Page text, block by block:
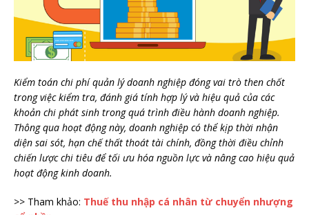
Kiểm toán chi phí quản lý doanh nghiệp đóng vai trò then chốt
trong việc kiểm tra, đánh giá tính hợp lý và hiệu quả của các
khoản chi phát sinh trong quá trình điều hành doanh nghiệp.
Thông qua hoạt động này, doanh nghiệp có thể kịp thời nhận
diện sai sót, hạn chế thất thoát tài chính, đồng thời điều chỉnh
chiến lược chi tiêu để tối ưu hóa nguồn lực và nâng cao hiệu quả
hoạt động kinh doanh.
>> Tham khảo: Thuế thu nhập cá nhân từ chuyển nhượng